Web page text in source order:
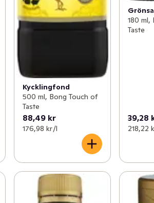
Kycklingfond
500 ml, Bong Touch of
Taste
88,49 kr
176,98 kr /l
180 ml,
Taste
39,28
218,22